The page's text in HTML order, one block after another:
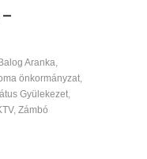
Aranka
önkormányzat
Gyülekezet
, Zámbó